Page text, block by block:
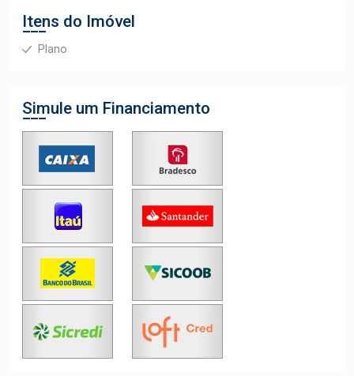
Itens do Imóvel
Plano
Simule um Financiamento